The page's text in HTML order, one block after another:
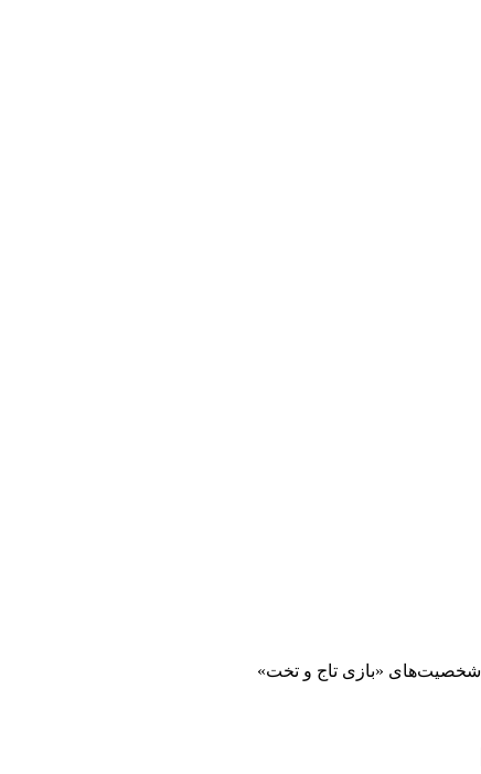
شخصیت‌های «بازی تاج و تخت»